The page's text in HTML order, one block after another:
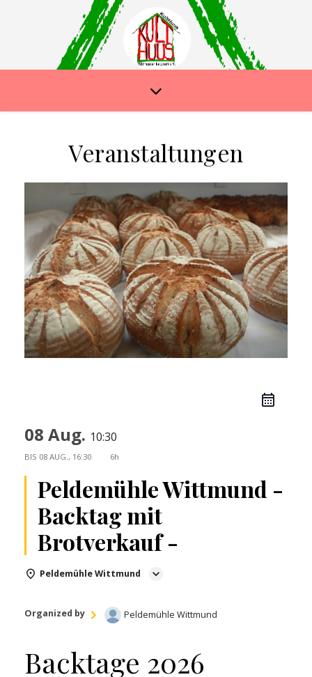
Veranstaltungen
08 Aug. 10:30
BIS 08 AUG., 16:30 6h
Peldemühle Wittmund -
Backtag mit
Brotverkauf -
Peldemühle Wittmund
Organized by Peldemühle Wittmund
Backtage 2026